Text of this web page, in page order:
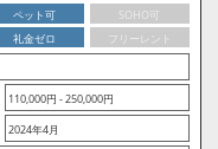
ペット可
SOHO可
礼金ゼロ
フリーレント
110,000円 - 250,000円
2024年4月